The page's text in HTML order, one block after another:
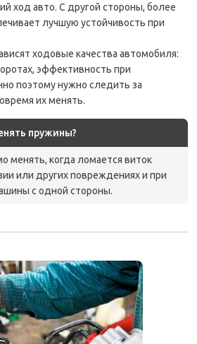
ход авто. С другой стороны, более
лучшую устойчивость при
ходовые качества автомобиля:
эффективность при
поэтому нужно следить за
их менять.
пружины?
менять, когда ломается виток
или других повреждениях и при
с одной стороны.